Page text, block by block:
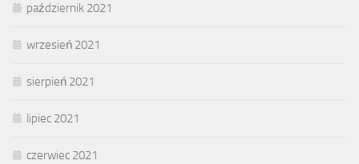
październik 2021
wrzesień 2021
sierpień 2021
lipiec 2021
czerwiec 2021